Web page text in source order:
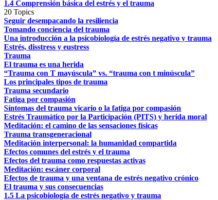
1.4 Comprensión básica del estrés y el trauma
20 Topics
Seguir desempacando la resiliencia
Tomando conciencia del trauma
Una introducción a la psicobiología de estrés negativo y trauma
Estrés, disstress y eustress
Trauma
El trauma es una herida
“Trauma con T mayúscula” vs. “trauma con t minúscula”
Los principales tipos de trauma
Trauma secundario
Fatiga por compasión
Síntomas del trauma vicario o la fatiga por compasión
Estrés Traumático por la Participación (PITS) y herida moral
Meditación: el camino de las sensaciones físicas
Trauma transgeneracional
Meditación interpersonal: la humanidad compartida
Efectos comunes del estrés y el trauma
Efectos del trauma como respuestas activas
Meditación: escáner corporal
Efectos de trauma y una ventana de estrés negativo crónico
El trauma y sus consecuencias
1.5 La psicobiología de estrés negativo y trauma